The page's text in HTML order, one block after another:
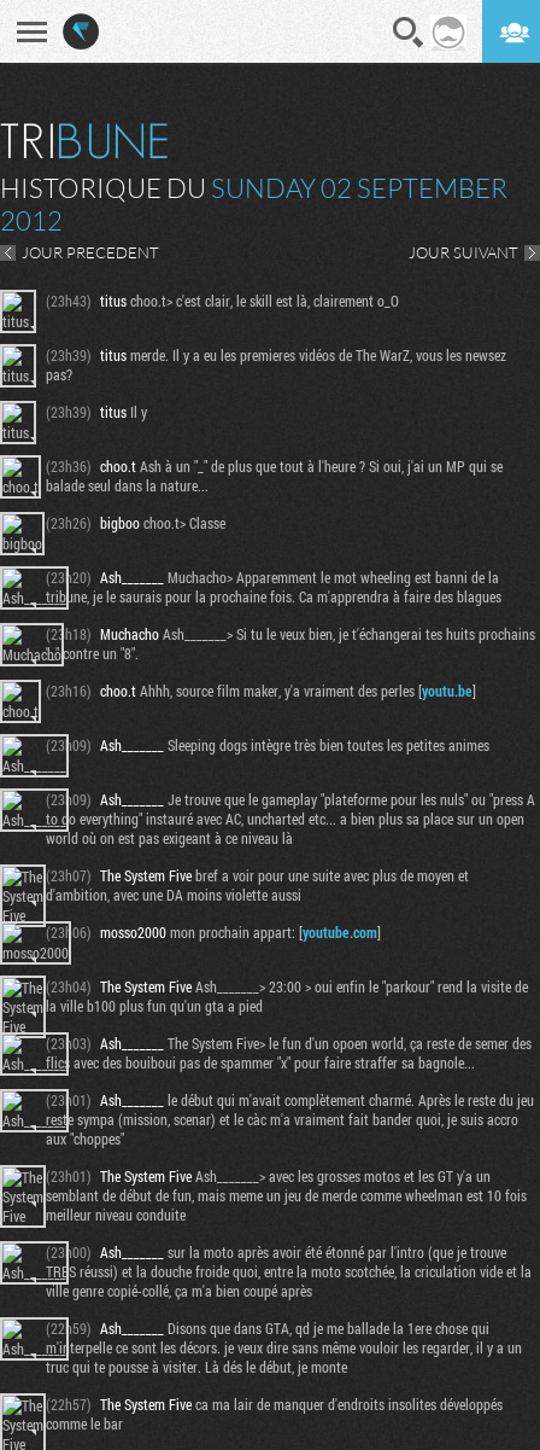
HISTORIQUE DU SUNDAY 02 SEPTEMBER
2012
JOUR PRECEDENT JOUR SUIVANT
(23h43) tituschoo.t> c'est clair, le skill est là, clairement o_O
(23h39) titusmerde. Il y a eu les premieres vidéos de The WarZ, vous les newsez
pas?
(23h39) titus Il y
(23h36) choo.tAsh à un "_" de plus que tout à l'heure ? Si oui, j'ai un MP qui se
balade seul dans la nature...
(23h26) bigboochoo.t> Classe
(23h20) Ash_______
Muchacho> Apparemment le mot wheeling est banni de la
tribune, je le saurais pour la prochaine fois. Ca m'apprendra à faire des blagues
(23h18) MuchachoAsh_______> Si tu le veux bien, je t'échangerai tes huits prochains
"_" contre un "8".
(23h16) choo.tAhhh, source film maker, y'a vraiment des perles [youtu.be]
(23h09) Ash_______ Sleeping dogs intègre très bien toutes les petites animes
(23h09) Ash_______
Je trouve que le gameplay "plateforme pour les nuls" ou "press A
to do everything" instauré avec AC, uncharted etc... a bien plus sa place sur un open
world où on est pas exigeant à ce niveau là
(23h07) The System Fivebref a voir pour une suite avec plus de moyen et
d'ambition, avec une DA moins violette aussi
(23h06) mosso2000mon prochain appart: [youtube.com]
(23h04) The System FiveAsh_______> 23:00 > oui enfin le "parkour" rend la visite de
la ville b100 plus fun qu'un gta a pied
(23h03) Ash_______
The System Five> le fun d'un opoen world, ça reste de semer des
flics avec des bouiboui pas de spammer "x" pour faire straffer sa bagnole...
(23h01) Ash_______
le début qui m'avait complètement charmé. Après le reste du jeu
reste sympa (mission, scenar) et le càc m'a vraiment fait bander quoi, je suis accro
aux "choppes"
(23h01) The System FiveAsh_______> avec les grosses motos et les GT y'a un
semblant de début de fun, mais meme un jeu de merde comme wheelman est 10 fois
meilleur niveau conduite
(23h00) Ash_______
sur la moto après avoir été étonné par l'intro (que je trouve
TRES réussi) et la douche froide quoi, entre la moto scotchée, la criculation vide et la
ville genre copié-collé, ça m'a bien coupé après
(22h59) Ash_______
Disons que dans GTA, qd je me ballade la 1ere chose qui
m'interpelle ce sont les décors. je veux dire sans même vouloir les regarder, il y a un
truc qui te pousse à visiter. Là dés le début, je monte
(22h57) The System Fiveca ma lair de manquer d'endroits insolites développés
comme le bar
Tribune